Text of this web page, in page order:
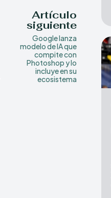
Artículo
siguiente
Google lanza
modelo de IA que
compite con
Photoshop y lo
incluye en su
ecosistema